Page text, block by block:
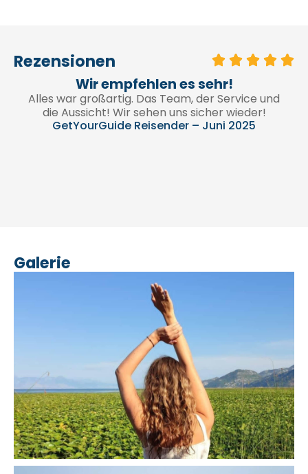
Rezensionen
Tatsächlich das Highlight unseres
Urlaubs!
Es war eine tolle Reise, ein netter Reiseleiter,
unvergessliche Eindrücke und köstlicher Wein!
Galerie